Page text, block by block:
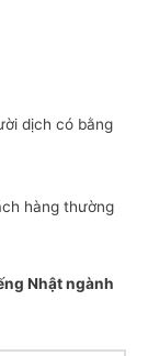
dịch có bằng
hàng thường
Nhật ngành